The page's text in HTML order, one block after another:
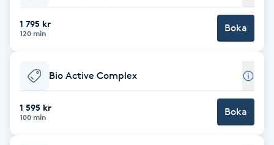
Blowout
Brynfärgning
1 795 kr
120 min Boka
Bio Active Complex
1 595 kr
100 min Boka